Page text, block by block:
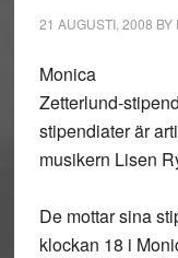
21 AUGUSTI, 2008 BY
Monica
Zetterlund-
stipendiater är
musikern Lisen
De mottar sina
klockan 18 i